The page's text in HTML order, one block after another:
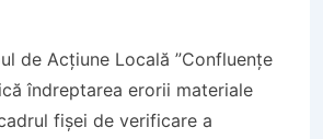
de Acțiune Locală ”Confluențe
îndreptarea erorii materiale
fișei de verificare a